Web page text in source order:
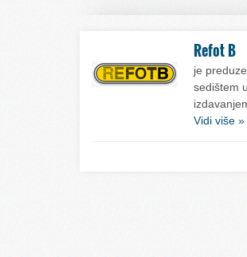
Refot B
je
sedištem
Vidi više »